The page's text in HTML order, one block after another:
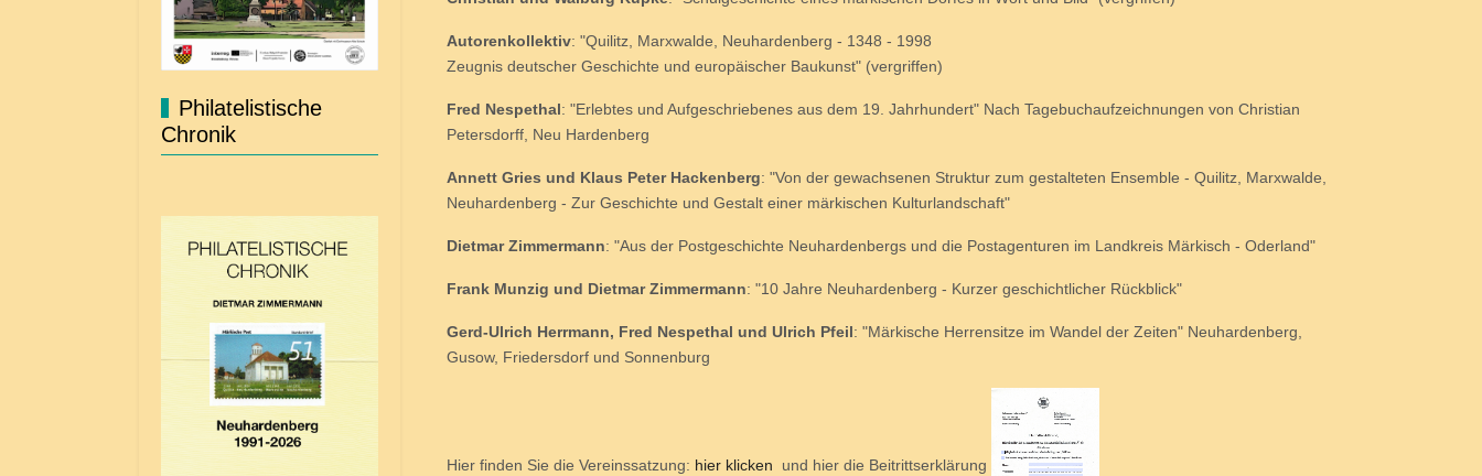
Philatelistische
Chronik
Autorenkollektiv: "Quilitz, Marxwalde, Neuhardenberg - 1348 - 1998
Zeugnis deutscher Geschichte und europäischer Baukunst" (vergriffen)
Fred Nespethal: "Erlebtes und Aufgeschriebenes aus dem 19. Jahrhundert" Nach Tagebuchaufzeichnungen von Christian
Petersdorff, Neu Hardenberg
Annett Gries und Klaus Peter Hackenberg: "Von der gewachsenen Struktur zum gestalteten Ensemble - Quilitz, Marxwalde,
Neuhardenberg - Zur Geschichte und Gestalt einer märkischen Kulturlandschaft"
Dietmar Zimmermann: "Aus der Postgeschichte Neuhardenbergs und die Postagenturen im Landkreis Märkisch - Oderland"
Frank Munzig und Dietmar Zimmermann: "10 Jahre Neuhardenberg - Kurzer geschichtlicher Rückblick"
Gerd-Ulrich Herrmann, Fred Nespethal und Ulrich Pfeil: "Märkische Herrensitze im Wandel der Zeiten" Neuhardenberg,
Gusow, Friedersdorf und Sonnenburg
Hier finden Sie die Vereinssatzung: hier klicken und hier die Beitrittserklärung